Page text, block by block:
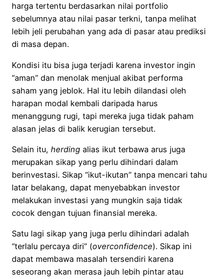
harga tertentu berdasarkan nilai portfolio
sebelumnya atau nilai pasar terkni, tanpa melihat
lebih jeli perubahan yang ada di pasar atau prediksi
di masa depan.
Kondisi itu bisa juga terjadi karena investor ingin
“aman” dan menolak menjual akibat performa
saham yang jeblok. Hal itu lebih dilandasi oleh
harapan modal kembali daripada harus
menanggung rugi, tapi mereka juga tidak paham
alasan jelas di balik kerugian tersebut.
Selain itu, herding alias ikut terbawa arus juga
merupakan sikap yang perlu dihindari dalam
berinvestasi. Sikap “ikut-ikutan” tanpa mencari tahu
latar belakang, dapat menyebabkan investor
melakukan investasi yang mungkin saja tidak
cocok dengan tujuan finansial mereka.
Satu lagi sikap yang juga perlu dihindari adalah
“terlalu percaya diri” (overconfidence). Sikap ini
dapat membawa masalah tersendiri karena
seseorang akan merasa jauh lebih pintar atau